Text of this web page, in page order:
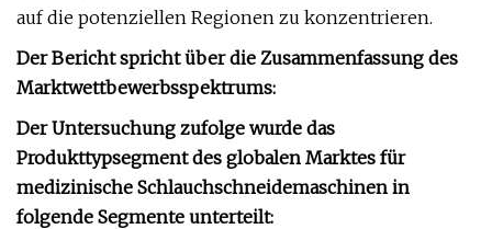
auf die potenziellen Regionen zu konzentrieren.
Der Bericht spricht über die Zusammenfassung des
Marktwettbewerbsspektrums:
Der Untersuchung zufolge wurde das
Produkttypsegment des globalen Marktes für
medizinische Schlauchschneidemaschinen in
folgende Segmente unterteilt: